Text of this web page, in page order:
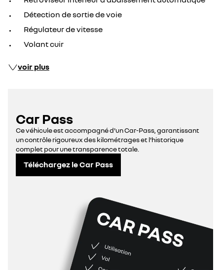
Détection de sortie de voie
Régulateur de vitesse
Volant cuir
voir plus
Car Pass
Ce véhicule est accompagné d'un Car-Pass, garantissant
un contrôle rigoureux des kilométrages et l'historique
complet pour une transparence totale.
Téléchargez le Car Pass